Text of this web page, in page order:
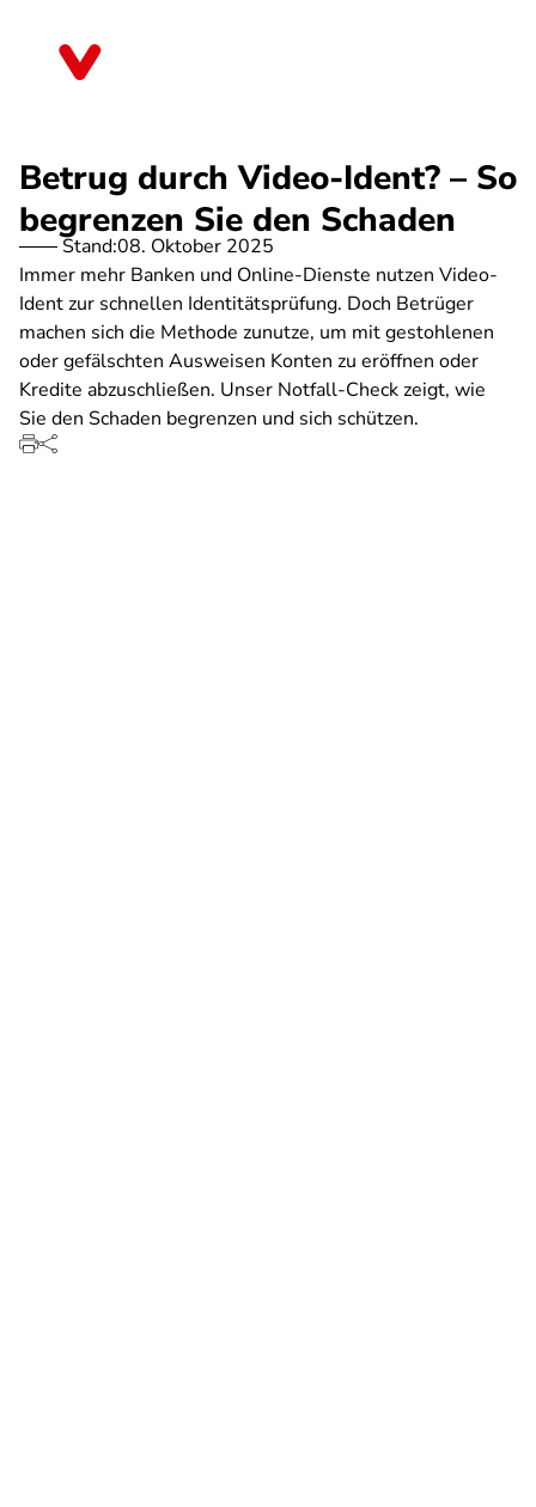
Betrug durch Video-Ident? – So
begrenzen Sie den Schaden
Stand:08. Oktober 2025
Immer mehr Banken und Online-Dienste nutzen Video-
Ident zur schnellen Identitätsprüfung. Doch Betrüger
machen sich die Methode zunutze, um mit gestohlenen
oder gefälschten Ausweisen Konten zu eröffnen oder
Kredite abzuschließen. Unser Notfall-Check zeigt, wie
Sie den Schaden begrenzen und sich schützen.